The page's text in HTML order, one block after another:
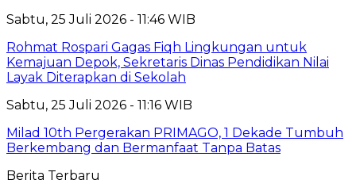
Sabtu, 25 Juli 2026 - 11:46 WIB
Rohmat Rospari Gagas Fiqh Lingkungan untuk
Kemajuan Depok, Sekretaris Dinas Pendidikan Nilai
Layak Diterapkan di Sekolah
Sabtu, 25 Juli 2026 - 11:16 WIB
Milad 10th Pergerakan PRIMAGO, 1 Dekade Tumbuh
Berkembang dan Bermanfaat Tanpa Batas
Berita Terbaru